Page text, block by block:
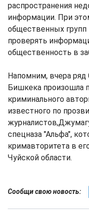
распространения
информации. При
общественных групп
проверять
общественность в
Напомним, вчера
Бишкека произошла
криминального
известного по
спецназа "Альфа",
кримавторитета в
Чуйской области.
Сообщи свою новость: